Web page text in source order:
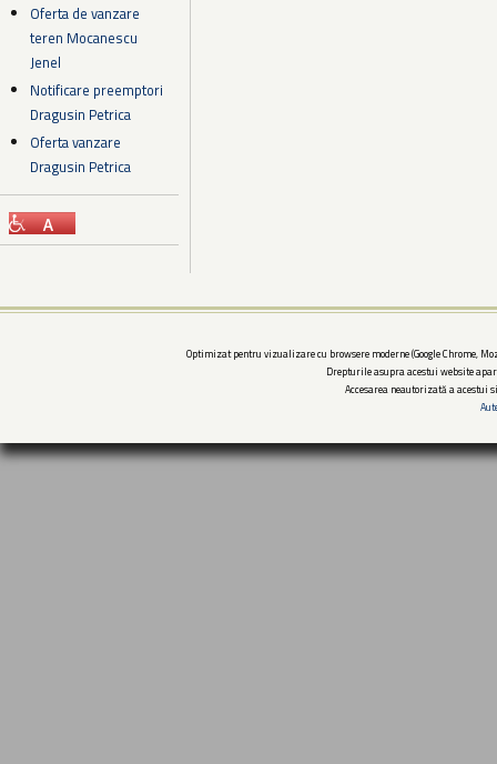
Oferta de vanzare
teren Mocanescu
Jenel
Notificare preemptori
Dragusin Petrica
Oferta vanzare
Dragusin Petrica
Optimizat pentru vizualizare cu browsere moderne (Google Chrome,
Drepturile asupra acestui website
Accesarea neautorizată a acestui